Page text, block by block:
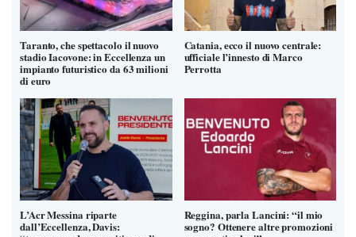
Taranto, che spettacolo il nuovo
stadio Iacovone: in Eccellenza un
impianto futuristico da 63 milioni
di euro
Catania, ecco il nuovo centrale:
ufficiale l’innesto di Marco
Perrotta
L’Acr Messina riparte
dall’Eccellenza, Davis:
Reggina, parla Lancini: “il mio
sogno? Ottenere altre promozioni